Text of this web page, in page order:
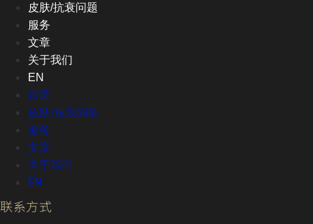
皮肤/抗衰问题
服务
文章
关于我们
EN
首页
皮肤/抗衰问题
服务
文章
关于我们
EN
联系方式